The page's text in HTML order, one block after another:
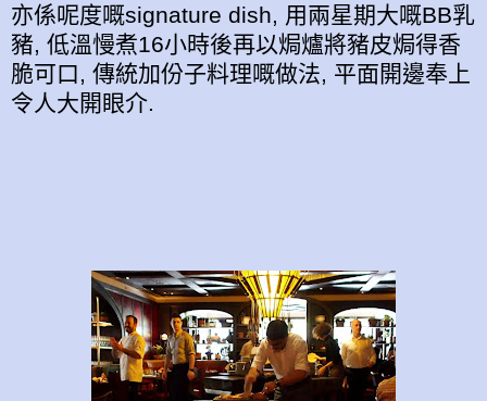
亦係呢度嘅signature dish, 用兩星期大嘅BB乳
豬, 低溫慢煮16小時後再以焗爐將豬皮焗得香
脆可口, 傳統加份子料理嘅做法, 平面開邊奉上
令人大開眼介.